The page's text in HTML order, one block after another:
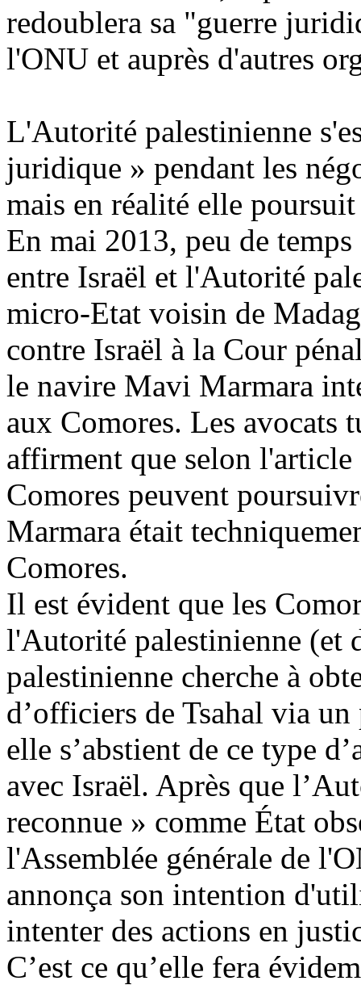
redoublera sa "guerre
l'ONU et auprès d'autres
L'Autorité palestinienne
juridique » pendant les
mais en réalité elle
En mai 2013, peu de
entre Israël et l'Autorité
micro-Etat voisin de
contre Israël à la Cour
le navire Mavi Marmara
aux Comores. Les avocats
affirment que selon
Comores peuvent
Marmara était
Comores.
Il est évident que les
l'Autorité palestinienne (et
palestinienne cherche à
d’officiers de Tsahal via
elle s’abstient de ce type
avec Israël. Après que
reconnue » comme État
l'Assemblée générale de
annonça son intention
intenter des actions en
C’est ce qu’elle fera